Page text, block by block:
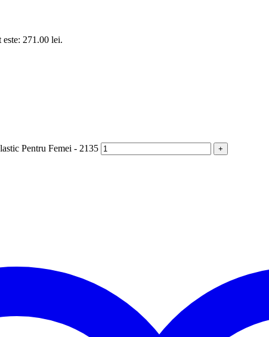
este: 271.00 lei.
Pentru Femei - 2135